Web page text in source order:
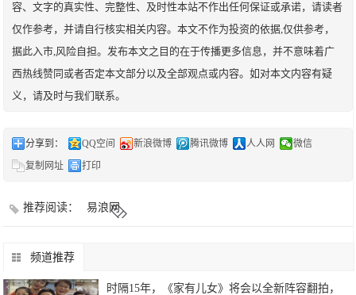
容、文字的真实性、完整性、及时性本站不作出任何保证或承诺，请读者
仅作参考，并请自行核实相关内容。本文不作为投资的依据,仅供参考，
据此入市,风险自担。发布本文之目的在于传播更多信息，并不意味着广
西热线赞同或者否定本文部分以及全部观点或内容。如对本文内容有疑
义，请及时与我们联系。
分享到： QQ空间 新浪微博 腾讯微博 人人网
微信
复制网址
打印
推荐阅读： 易浪网
频道推荐
时隔15年，《家有儿女》将会以全新阵容翻拍，